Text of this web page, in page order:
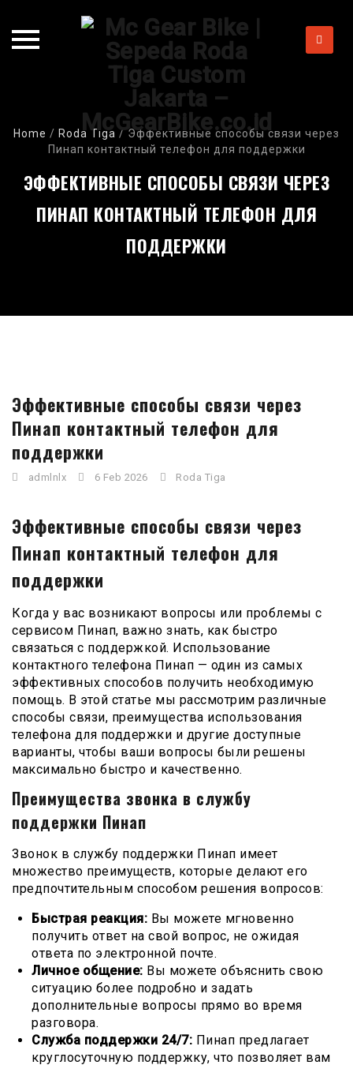
Home / Roda Tiga /Эффективные способы связи через
Пинап контактный телефон для поддержки
ЭФФЕКТИВНЫЕ СПОСОБЫ СВЯЗИ ЧЕРЕЗ
ПИНАП КОНТАКТНЫЙ ТЕЛЕФОН ДЛЯ
ПОДДЕРЖКИ
Эффективные способы связи через
Пинап контактный телефон для
поддержки
admlnlx 6 Feb 2026 Roda Tiga
Эффективные способы связи через
Пинап контактный телефон для
поддержки
Когда у вас возникают вопросы или проблемы с
сервисом Пинап, важно знать, как быстро
связаться с поддержкой. Использование
контактного телефона Пинап — один из самых
эффективных способов получить необходимую
помощь. В этой статье мы рассмотрим различные
способы связи, преимущества использования
телефона для поддержки и другие доступные
варианты, чтобы ваши вопросы были решены
максимально быстро и качественно.
Преимущества звонка в службу
поддержки Пинап
Звонок в службу поддержки Пинап имеет
множество преимуществ, которые делают его
предпочтительным способом решения вопросов:
Быстрая реакция: Вы можете мгновенно
получить ответ на свой вопрос, не ожидая
ответа по электронной почте.
Личное общение: Вы можете объяснить свою
ситуацию более подробно и задать
дополнительные вопросы прямо во время
разговора.
Служба поддержки 24/7: Пинап предлагает
круглосуточную поддержку, что позволяет вам